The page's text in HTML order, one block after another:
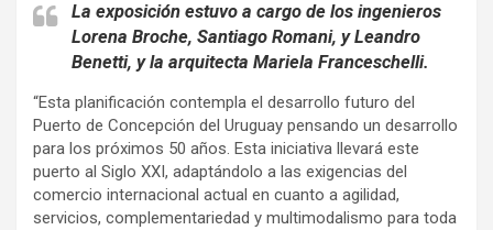
La exposición estuvo a cargo de los ingenieros
Lorena Broche, Santiago Romani, y Leandro
Benetti, y la arquitecta Mariela Franceschelli.
“Esta planificación contempla el desarrollo futuro del
Puerto de Concepción del Uruguay pensando un desarrollo
para los próximos 50 años. Esta iniciativa llevará este
puerto al Siglo XXI, adaptándolo a las exigencias del
comercio internacional actual en cuanto a agilidad,
servicios, complementariedad y multimodalismo para toda